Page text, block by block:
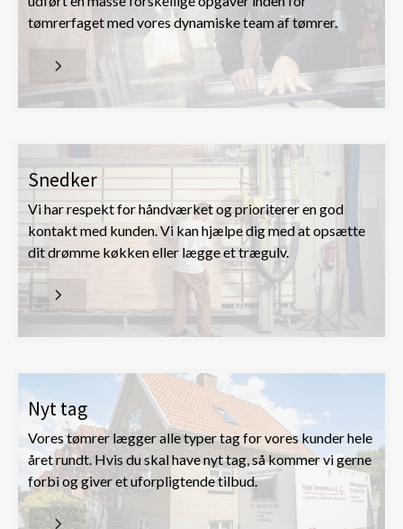
tømrerfaget med vores dynamiske team af tømrer.
Snedker
Vi har respekt for håndværket og prioriterer en god
kontakt med kunden. Vi kan hjælpe dig med at opsætte
dit drømme køkken eller lægge et trægulv.
Nyt tag
Vores tømrer lægger alle typer tag for vores kunder hele
året rundt. Hvis du skal have nyt tag, så kommer vi gerne
forbi og giver et uforpligtende tilbud.